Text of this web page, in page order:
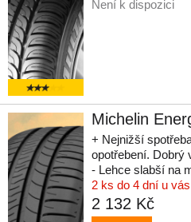
Není k dispozici
Michelin
+ Nejnižší
opotřebení. Dobrý
- Lehce slabší na
2 ks do 4 dní u vás
2 132 Kč